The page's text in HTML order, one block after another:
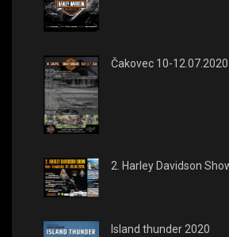
Čakovec 10-12.07.2020
2. Harley Davidson
Island thunder 2020